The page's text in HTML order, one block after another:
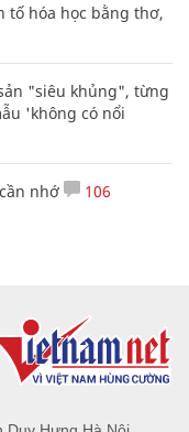
tố hóa học bằng thơ,
"siêu khủng", từng
'không có nổi
nhớ 106